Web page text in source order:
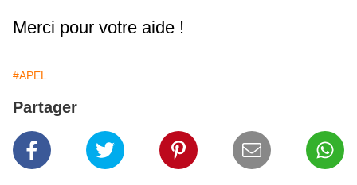
Merci pour votre aide !
#APEL
Partager